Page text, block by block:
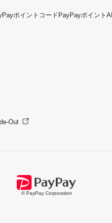
ポイントコードPayPayポイント
Out
© PayPay Corporation